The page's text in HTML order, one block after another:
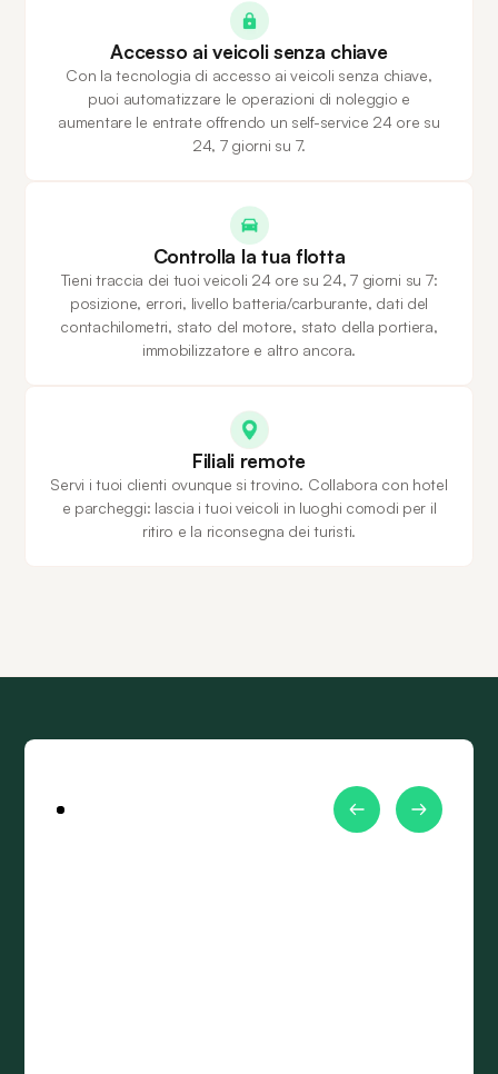
Accesso ai veicoli senza chiave
Con la tecnologia di accesso ai veicoli senza chiave,
puoi automatizzare le operazioni di noleggio e
aumentare le entrate offrendo un self-service 24 ore su
24, 7 giorni su 7.
Controlla la tua flotta
Tieni traccia dei tuoi veicoli 24 ore su 24, 7 giorni su 7:
posizione, errori, livello batteria/carburante, dati del
contachilometri, stato del motore, stato della portiera,
immobilizzatore e altro ancora.
Filiali remote
Servi i tuoi clienti ovunque si trovino. Collabora con hotel
e parcheggi: lascia i tuoi veicoli in luoghi comodi per il
ritiro e la riconsegna dei turisti.